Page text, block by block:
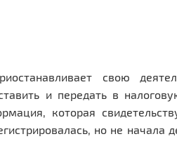
свою
и передать в
которая
но не начала